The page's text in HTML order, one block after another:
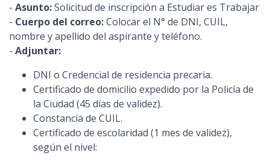
- Asunto:Solicitud de inscripción a Estudiar es Trabajar
- Cuerpo del correo:Colocar el N° de DNI, CUIL,
nombre y apellido del aspirante y teléfono.
- Adjuntar:
DNI o Credencial de residencia precaria.
Certificado de domicilio expedido por la Policía de
la Ciudad (45 días de validez).
Constancia de CUIL.
Certificado de escolaridad (1 mes de validez),
según el nivel: